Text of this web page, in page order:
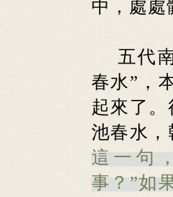
中，處處
五代
春水”，
起來了
池春水，
這一句
事？”如